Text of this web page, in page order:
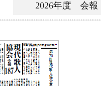
2026年度 会報